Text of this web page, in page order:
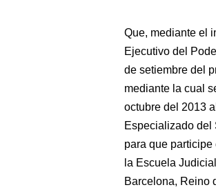
Que, mediante el
Ejecutivo del
de setiembre del
mediante la cual
octubre del 2013
Especializado del
para que
la Escuela
Barcelona, Reino